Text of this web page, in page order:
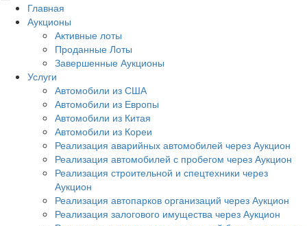
Главная
Аукционы
Активные лоты
Проданные Лоты
Завершенные Аукционы
Услуги
Автомобили из США
Автомобили из Европы
Автомобили из Китая
Автомобили из Кореи
Реализация аварийных автомобилей через Аукцион
Реализация автомобилей с пробегом через Аукцион
Реализация строительной и спецтехники через
Аукцион
Реализация автопарков организаций через Аукцион
Реализация залогового имущества через Аукцион